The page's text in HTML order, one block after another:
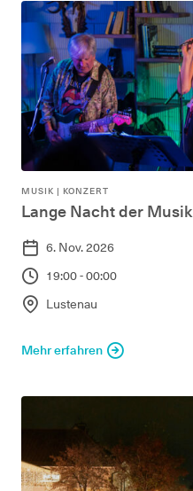
MUSIK | KONZERT
Lange Nacht der Musik
6. Nov. 2026
19:00 - 00:00
Lustenau
Mehr erfahren